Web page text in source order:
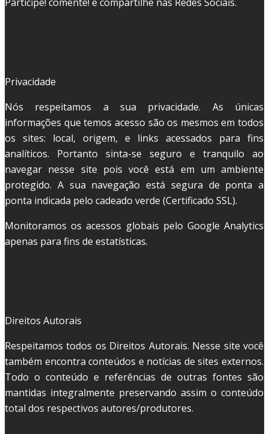
Privacidade
Nós respeitamos a sua privacidade. As únicas
informações que temos acesso são os mesmos em todos
os sites: local, origem, e links acessados para fins
analíticos. Portanto sinta-se seguro e tranquilo ao
navegar nesse site pois você está em um ambiente
protegido. A sua navegação está segura de ponta a
ponta indicada pelo cadeado verde (Certificado SSL).
Monitoramos os acessos globais pelo Google Analytics
apenas para fins de estatísticas.
Direitos Autorais
Respeitamos todos os Direitos Autorais. Nesse site você
também encontra conteúdos e notícias de sites externos.
Todo o conteúdo e referências de outras fontes são
mantidas integralmente preservando assim o conteúdo
total dos respectivos autores/produtores.